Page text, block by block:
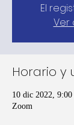
El
Ver
Horario y
10 dic 2022,
Zoom